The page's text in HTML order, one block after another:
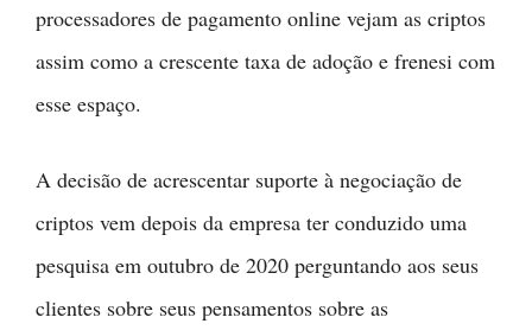
processadores de pagamento online vejam as criptos
assim como a crescente taxa de adoção e frenesi com
esse espaço.
A decisão de acrescentar suporte à negociação de
criptos vem depois da empresa ter conduzido uma
pesquisa em outubro de 2020 perguntando aos seus
clientes sobre seus pensamentos sobre as